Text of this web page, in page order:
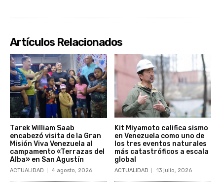
Artículos Relacionados
Tarek William Saab
encabezó visita de la Gran
Misión Viva Venezuela al
campamento «Terrazas del
Alba» en San Agustín
ACTUALIDAD 4 agosto, 2026
Kit Miyamoto califica sismo
en Venezuela como uno de
los tres eventos naturales
más catastróficos a escala
global
ACTUALIDAD 13 julio, 2026